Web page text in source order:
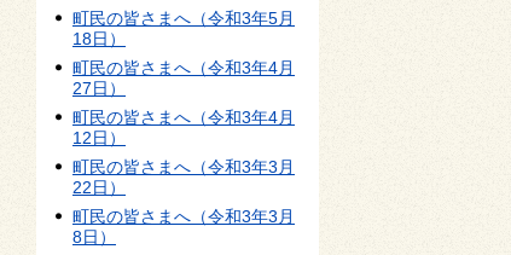
町民の皆さまへ（令和3年5月
18日）
町民の皆さまへ（令和3年4月
27日）
町民の皆さまへ（令和3年4月
12日）
町民の皆さまへ（令和3年3月
22日）
町民の皆さまへ（令和3年3月
8日）